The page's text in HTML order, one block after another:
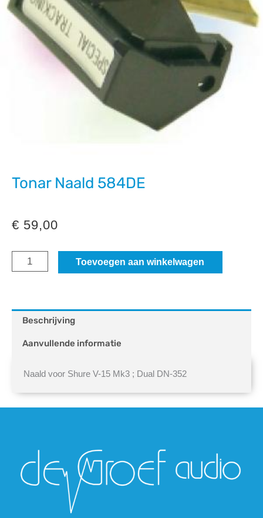
Tonar Naald 584DE
€ 59,00
Tonar
aantal
Toevoegen aan winkelwagen
Beschrijving
Aanvullende informatie
Naald voor Shure V-15 Mk3 ; Dual DN-352